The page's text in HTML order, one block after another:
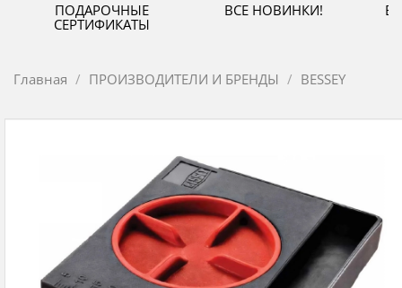
ПОДАРОЧНЫЕ
СЕРТИФИКАТЫ
ВСЕ НОВИНКИ!
Главная ПРОИЗВОДИТЕЛИ И БРЕНДЫ BESSEY